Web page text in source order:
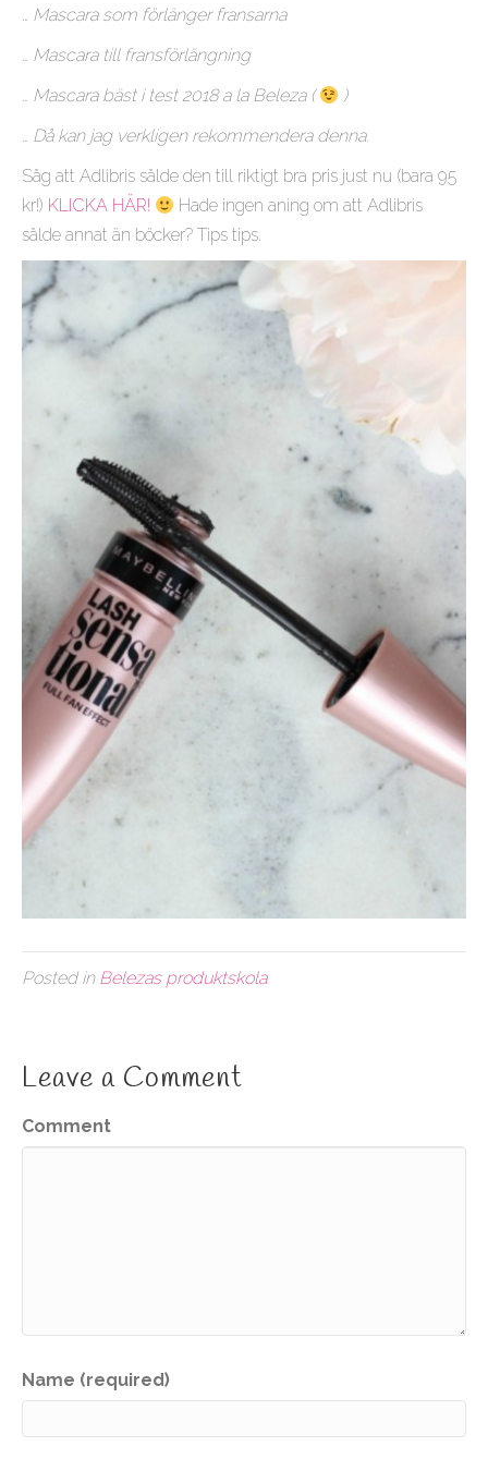
… Mascara som förlänger fransarna
… Mascara till fransförlängning
… Mascara bäst i test 2018 a la Beleza (
)
… Då kan jag verkligen rekommendera denna.
Såg att Adlibris sålde den till riktigt bra pris just nu (bara 95
kr!) KLICKA HÄR!
Hade ingen aning om att Adlibris
sålde annat än böcker? Tips tips.
Posted in Belezas produktskola
Leave a Comment
Comment
Name (required)